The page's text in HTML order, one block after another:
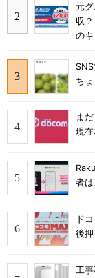
元
収
の
ち
ま
現
者
ド
後押
工